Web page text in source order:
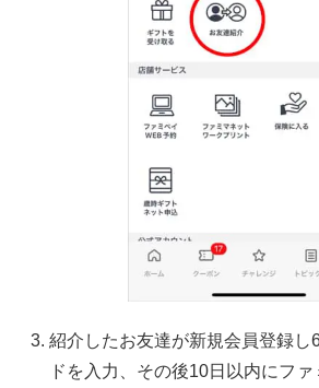
紹介したお友達が新規会員登録し
ドを入力、その後10日以内にフ